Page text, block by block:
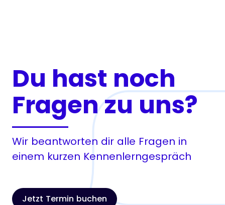
Du hast noch
Fragen zu uns?
Wir beantworten dir alle Fragen in
einem kurzen Kennenlerngespräch
Jetzt Termin buchen